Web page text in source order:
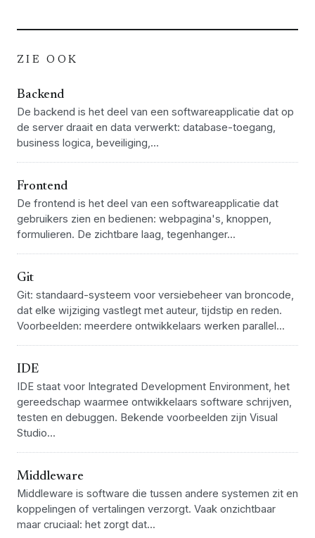
ZIE OOK
Backend
De backend is het deel van een softwareapplicatie dat op
de server draait en data verwerkt: database-toegang,
business logica, beveiliging,...
Frontend
De frontend is het deel van een softwareapplicatie dat
gebruikers zien en bedienen: webpagina's, knoppen,
formulieren. De zichtbare laag, tegenhanger...
Git
Git: standaard-systeem voor versiebeheer van broncode,
dat elke wijziging vastlegt met auteur, tijdstip en reden.
Voorbeelden: meerdere ontwikkelaars werken parallel...
IDE
IDE staat voor Integrated Development Environment, het
gereedschap waarmee ontwikkelaars software schrijven,
testen en debuggen. Bekende voorbeelden zijn Visual
Studio...
Middleware
Middleware is software die tussen andere systemen zit en
koppelingen of vertalingen verzorgt. Vaak onzichtbaar
maar cruciaal: het zorgt dat...